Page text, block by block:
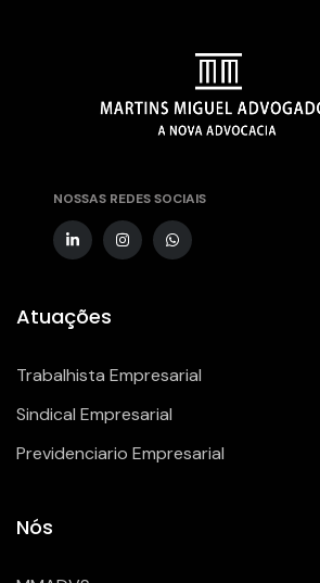
NOSSAS REDES SOCIAIS
Atuações
Trabalhista Empresarial
Sindical Empresarial
Previdenciario Empresarial
Nós